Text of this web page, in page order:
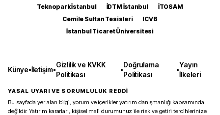
Teknopark İstanbul
İDTM İstanbul
İTOSAM
Cemile Sultan Tesisleri
ICVB
İstanbul Ticaret Üniversitesi
Künye•İletişim•
Gizlilik ve KVKK
Politikası
•
Doğrulama
Politikası
•
Yayın
İlkeleri
YASAL UYARI VE SORUMLULUK REDDİ
Bu sayfada yer alan bilgi, yorum ve içerikler yatırım danışmanlığı kapsamında
değildir. Yatırım kararları, kişisel mali durumunuz ile risk ve getiri tercihlerinize